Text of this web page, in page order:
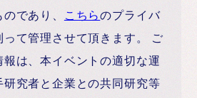
であり、
こちらのプライバ
て管理させて頂きます。 ご
は、本イベントの適切な運
究者と企業との共同研究等